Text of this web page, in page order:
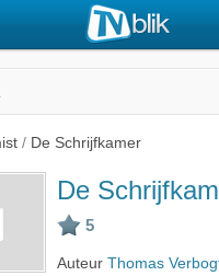
/ De Schrijfkamer
De
Auteur Thomas